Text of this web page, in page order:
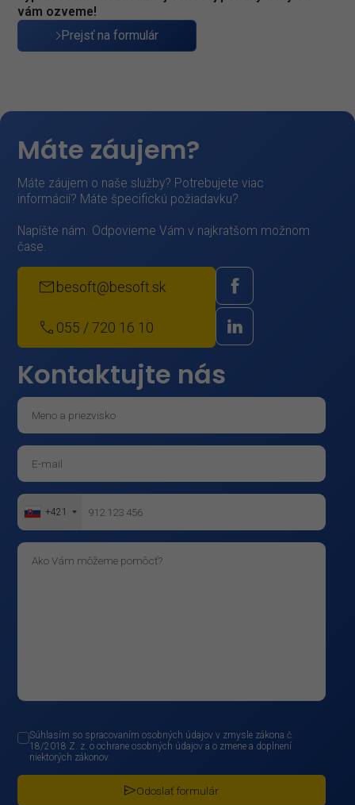
vám ozveme!
Prejsť na formulár
Máte záujem?
Máte záujem o naše služby? Potrebujete viac
informácií? Máte špecifickú požiadavku?
Napíšte nám. Odpovieme Vám v najkratšom možnom
čase.
besoft@besoft.sk
055 / 720 16 10
Kontaktujte nás
+421
Súhlasím so spracovaním osobných údajov v zmysle zákona č.
18/2018 Z. z. o ochrane osobných údajov a o zmene a doplnení
niektorých zákonov.
Odoslať formulár